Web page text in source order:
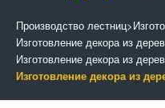
Производство лестниц>
Изготовление декора из
Изготовление декора из
Изготовление декора из